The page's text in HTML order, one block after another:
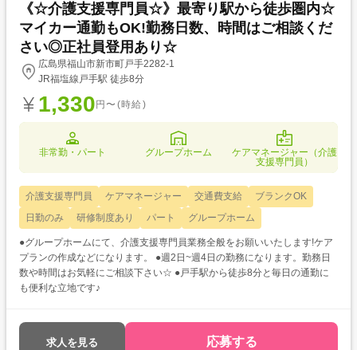
《☆介護支援専門員☆》最寄り駅から徒歩圏内☆
マイカー通勤もOK!勤務日数、時間はご相談くだ
さい◎正社員登用あり☆
広島県福山市新市町戸手2282-1
JR福塩線戸手駅 徒歩8分
1,330 円〜(時給)
非常勤・パート グループホーム
ケアマネージャー（介護
支援専門員）
介護支援専門員 ケアマネージャー 交通費支給
ブランクOK
日勤のみ
研修制度あり パート グループホーム
●グループホームにて、介護支援専門員業務全般をお願いいたします!ケア
プランの作成などになります。 ●週2日~週4日の勤務になります。勤務日
数や時間はお気軽にご相談下さい☆ ●戸手駅から徒歩8分と毎日の通勤に
も便利な立地です♪
求人を見る 応募する